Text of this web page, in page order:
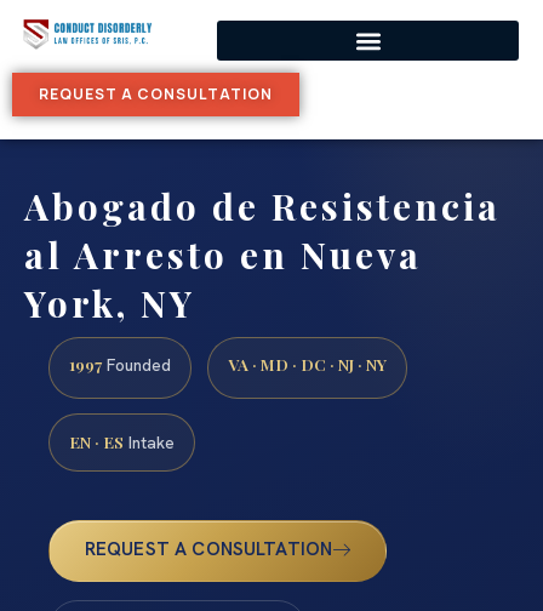
REQUEST A CONSULTATION
Abogado de Resistencia
al Arresto en Nueva
York, NY
1997 Founded VA · MD · DC · NJ · NY
EN · ES Intake
REQUEST A CONSULTATION